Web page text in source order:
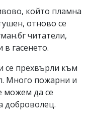
който пламна
отново се
читатели,
гасенето.
се прехвърли към
Много пожарни и
можем да се
доброволец.